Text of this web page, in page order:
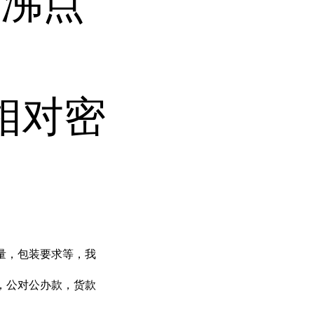
对密
，包装要求等，我
公对公办款，货款